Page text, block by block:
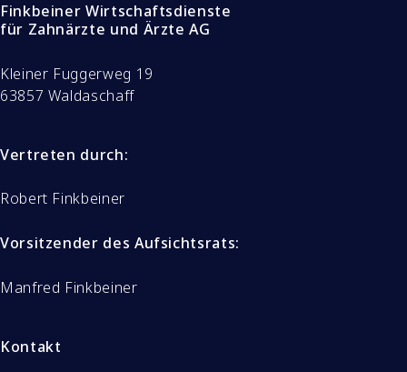
Finkbeiner Wirtschaftsdienste
für Zahnärzte und Ärzte AG
Kleiner Fuggerweg 19
63857 Waldaschaff
Vertreten durch:
Robert Finkbeiner
Vorsitzender des Aufsichtsrats:
Manfred Finkbeiner
Kontakt